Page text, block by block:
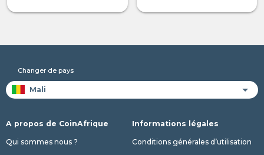
Changer de pays
A propos de CoinAfrique
Qui sommes nous ?
Informations légales
Conditions générales d’utilisation